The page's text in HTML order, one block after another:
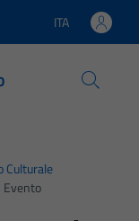
Lingua attiva:
ITA
Culturale
Evento